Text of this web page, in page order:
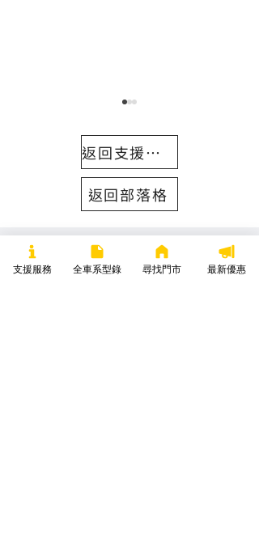
初老騎士電動機車環島(下)
返回支援中心
返回部落格
支援服務 全車系型錄 尋找門市 最新優惠